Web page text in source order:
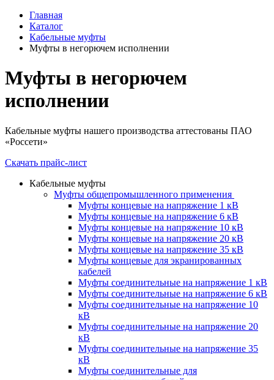
Главная
Каталог
Кабельные муфты
Муфты в негорючем исполнении
Муфты в негорючем
исполнении
Кабельные муфты нашего производства аттестованы ПАО
«Россети»
Скачать прайс-лист
Кабельные муфты
Муфты общепромышленного применения
Муфты концевые на напряжение 1 кВ
Муфты концевые на напряжение 6 кВ
Муфты концевые на напряжение 10 кВ
Муфты концевые на напряжение 20 кВ
Муфты концевые на напряжение 35 кВ
Муфты концевые для экранированных
кабелей
Муфты соединительные на напряжение 1 кВ
Муфты соединительные на напряжение 6 кВ
Муфты соединительные на напряжение 10
кВ
Муфты соединительные на напряжение 20
кВ
Муфты соединительные на напряжение 35
кВ
Муфты соединительные для